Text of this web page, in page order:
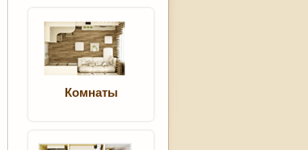
Комнаты